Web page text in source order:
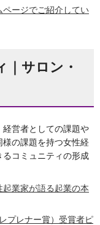
ージでご紹介してい
｜サロン・
営者としての課題や
の課題を持つ女性経
コミュニティの形成
業家が語る起業の本
プレナー賞）受賞者ピ